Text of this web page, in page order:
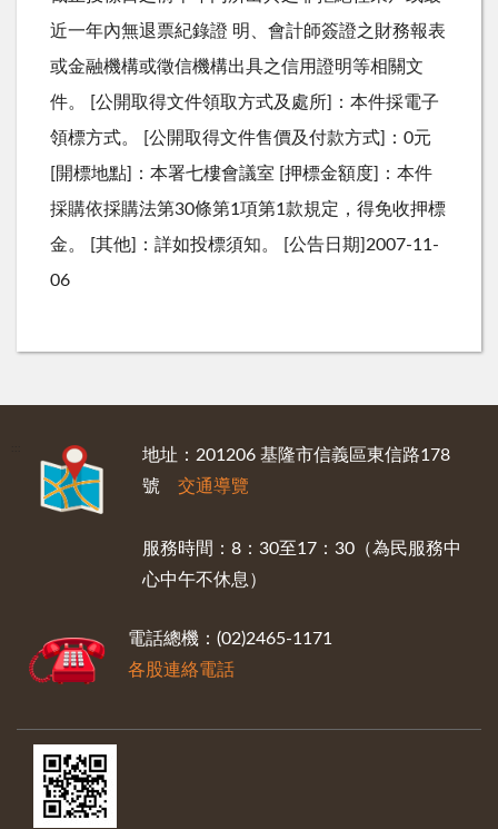
近一年內無退票紀錄證 明、會計師簽證之財務報表
或金融機構或徵信機構出具之信用證明等相關文
件。 [公開取得文件領取方式及處所]：本件採電子
領標方式。 [公開取得文件售價及付款方式]：0元
[開標地點]：本署七樓會議室 [押標金額度]：本件
採購依採購法第30條第1項第1款規定，得免收押標
金。 [其他]：詳如投標須知。 [公告日期]2007-11-
06
地址：201206 基隆市信義區東信路178
號 交通導覽
服務時間：8：30至17：30（為民服務中
心中午不休息）
電話總機：(02)2465-1171
各股連絡電話